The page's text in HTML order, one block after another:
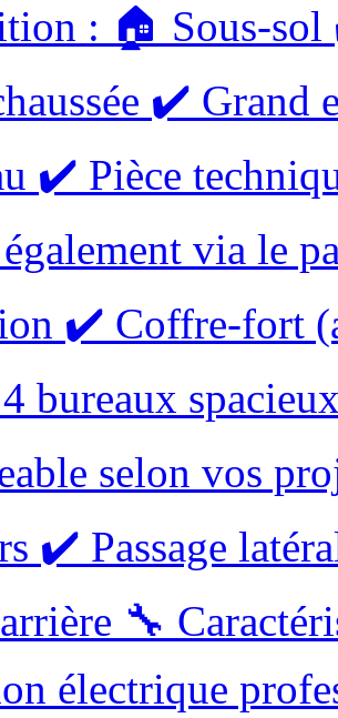
: 🏠 Sous-
✔️ Grand
✔️ Pièce
via le
✔️ Coffre-fort
bureaux
selon vos
✔️ Passage
🔧
électrique